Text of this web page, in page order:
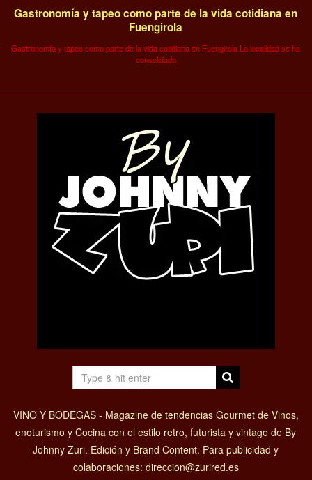
Gastronomía y tapeo como parte de la vida cotidiana en
Fuengirola
Gastronomía y tapeo como parte de la vida cotidiana en Fuengirola La localidad se ha
consolidado
VINO Y BODEGAS - Magazine de tendencias Gourmet de Vinos,
enoturismo y Cocina con el estilo retro, futurista y vintage de By
Johnny Zuri. Edición y Brand Content. Para publicidad y
colaboraciones: direccion@zurired.es